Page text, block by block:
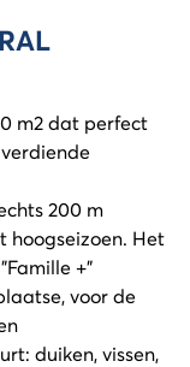
m2 dat perfect
200 m
hoogseizoen. Het
+"
voor de
duiken, vissen,